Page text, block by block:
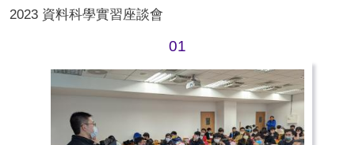
2023 資料科學實習座談會
01